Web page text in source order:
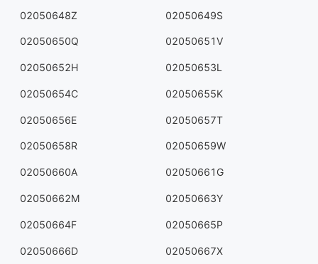
02050648Z 02050649S
02050650Q 02050651V
02050652H 02050653L
02050654C 02050655K
02050656E 02050657T
02050658R 02050659W
02050660A 02050661G
02050662M 02050663Y
02050664F 02050665P
02050666D 02050667X